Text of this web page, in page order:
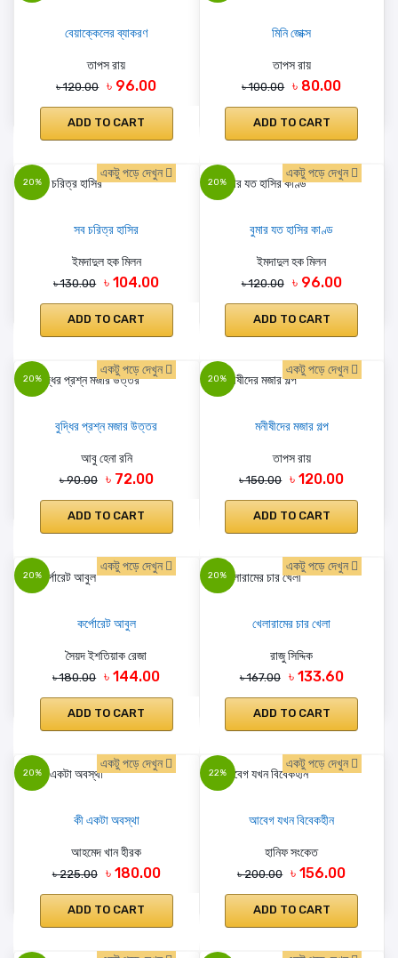
বেয়াক্কেলের ব্যাকরণ
তাপস রায়
৳ 120.00 ৳ 96.00
ADD TO CART
মিনি জোক্স
তাপস রায়
৳ 100.00 ৳ 80.00
ADD TO CART
20%
একটু পড়ে দেখুন
সব চরিত্র হাসির
ইমদাদুল হক মিলন
৳ 130.00 ৳ 104.00
ADD TO CART
20%
একটু পড়ে দেখুন
বুমার যত হাসির কাণ্ড
ইমদাদুল হক মিলন
৳ 120.00 ৳ 96.00
ADD TO CART
20%
একটু পড়ে দেখুন
বুদ্ধির প্রশ্ন মজার উত্তর
আবু হেনা রনি
৳ 90.00 ৳ 72.00
ADD TO CART
20%
একটু পড়ে দেখুন
মনীষীদের মজার গল্প
তাপস রায়
৳ 150.00 ৳ 120.00
ADD TO CART
20%
একটু পড়ে দেখুন
কর্পোরেট আবুল
সৈয়দ ইশতিয়াক রেজা
৳ 180.00 ৳ 144.00
ADD TO CART
20%
একটু পড়ে দেখুন
খেলারামের চার খেলা
রাজু সিদ্দিক
৳ 167.00 ৳ 133.60
ADD TO CART
20%
একটু পড়ে দেখুন
কী একটা অবস্থা
আহমেদ খান হীরক
৳ 225.00 ৳ 180.00
ADD TO CART
22%
একটু পড়ে দেখুন
আবেগ যখন বিবেকহীন
হানিফ সংকেত
৳ 200.00 ৳ 156.00
ADD TO CART